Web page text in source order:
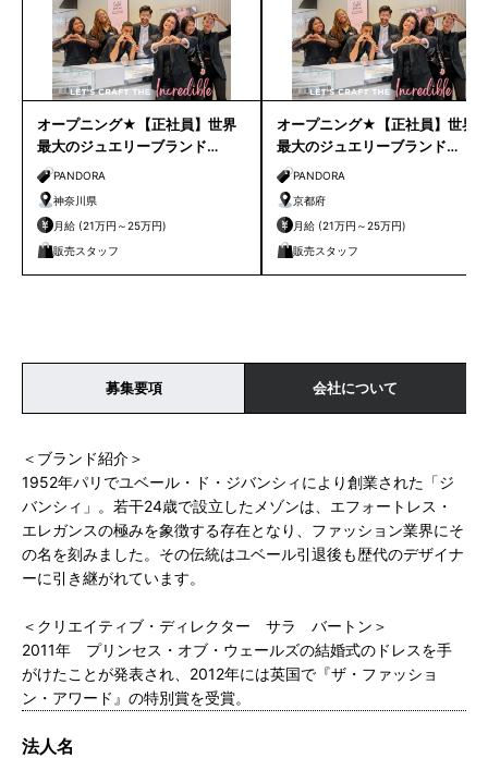
オープニング★【正社員】世界
最大のジュエリーブランド
【PANDORA】販売スタッフ＊横
浜市内エリア＊
PANDORA
神奈川県
月給 (21万円～25万円)
販売スタッフ
オープニング★【正社員】世界
最大のジュエリーブランド
【PANDORA】販売スタッフ＊嵐
山エリア＊
PANDORA
京都府
月給 (21万円～25万円)
販売スタッフ
募集要項 会社について
＜ブランド紹介＞
1952年パリでユベール・ド・ジバンシィにより創業された「ジ
バンシィ」。若干24歳で設立したメゾンは、エフォートレス・
エレガンスの極みを象徴する存在となり、ファッション業界にそ
の名を刻みました。その伝統はユベール引退後も歴代のデザイナ
ーに引き継がれています。
＜クリエイティブ・ディレクター サラ バートン＞
2011年 プリンセス・オブ・ウェールズの結婚式のドレスを手
がけたことが発表され、2012年には英国で『ザ・ファッショ
ン・アワード』の特別賞を受賞。
法人名